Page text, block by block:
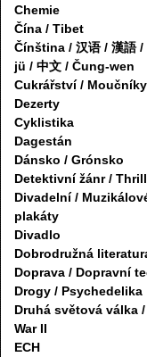
Chemie
Čína / Tibet
Čínština / 汉语 / 漢語 /
jü / 中文 / Čung-wen
Cukrářství /
Dezerty
Cyklistika
Dagestán
Dánsko / Grónsko
Detektivní žánr /
Divadelní /
plakáty
Divadlo
Dobrodružná
Doprava / Dopravní
Drogy / Psychedelika
Druhá světová válka
War II
ECH